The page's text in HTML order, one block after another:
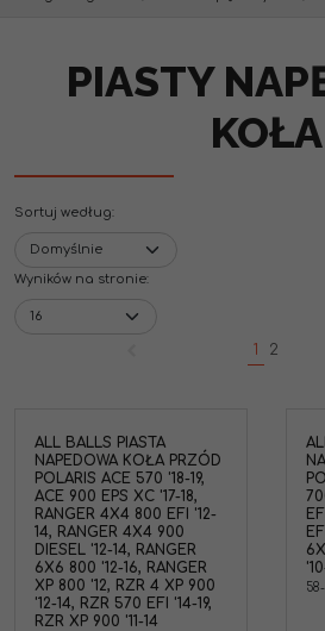
PIASTY
KOŁA
Sortuj według:
Wyników na stronie:
1 2
ALL BALLS PIASTA
NAPEDOWA KOŁA PRZÓD
POLARIS ACE 570 '18-19,
ACE 900 EPS XC '17-18,
RANGER 4X4 800 EFI '12-
14, RANGER 4X4 900
DIESEL '12-14, RANGER
6X6 800 '12-16, RANGER
XP 800 '12, RZR 4 XP 900
'12-14, RZR 570 EFI '14-19,
RZR XP 900 '11-14
58-